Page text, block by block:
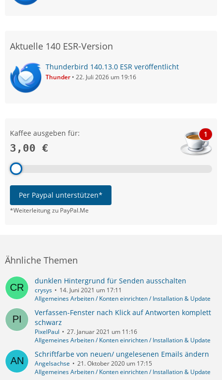
Aktuelle 140 ESR-Version
Thunderbird 140.13.0 ESR veröffentlicht
Thunder 22. Juli 2026 um 19:16
Kaffee ausgeben für:
3,00 €
1
Per Paypal unterstützen*
*Weiterleitung zu PayPal.Me
Ähnliche Themen
dunklen Hintergrund für Senden ausschalten
crysys
14. Juni 2021 um 17:11
Allgemeines Arbeiten / Konten einrichten / Installation & Update
Verfassen-Fenster nach Klick auf Antworten komplett
schwarz
PixelPaul
27. Januar 2021 um 11:16
Allgemeines Arbeiten / Konten einrichten / Installation & Update
Schriftfarbe von neuen/ ungelesenen Emails ändern
Angelsachse
21. Oktober 2020 um 17:15
Allgemeines Arbeiten / Konten einrichten / Installation & Update